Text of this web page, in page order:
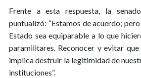
Frente a esta respuesta, la
puntualizó: “Estamos de acuerdo;
Estado sea equiparable a lo que
paramilitares. Reconocer y evitar
implica destruir la legitimidad de
instituciones”.